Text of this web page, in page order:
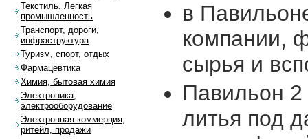
в
компании,
сырья и
Павильон
литья под
Текстиль. Легкая
промышленность
Транспорт, дороги,
инфраструктура
Туризм, спорт, отдых
Фармацевтика
Химия, бытовая химия
Электроника,
электрооборудование
Электронная коммерция,
ритейл, продажи